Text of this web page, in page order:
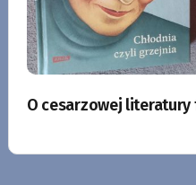
O cesarzowej